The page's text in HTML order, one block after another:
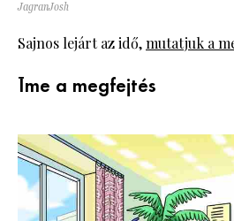
JagranJosh
Sajnos lejárt az idő,mutatjuk a
Íme a megfejtés